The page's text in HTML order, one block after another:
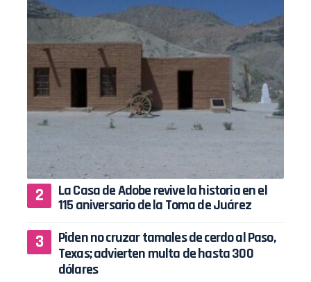
La Casa de Adobe revive la historia en el
115 aniversario de la Toma de Juárez
Piden no cruzar tamales de cerdo al Paso,
Texas; advierten multa de hasta 300
dólares